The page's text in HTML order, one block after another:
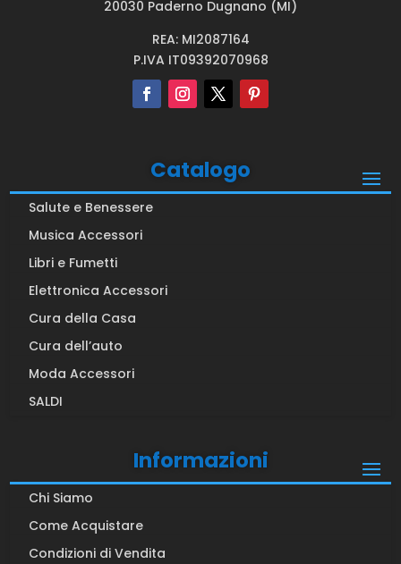
20030 Paderno Dugnano (MI)
REA: MI2087164
P.IVA IT09392070968
Catalogo
Salute e Benessere
Musica Accessori
Libri e Fumetti
Elettronica Accessori
Cura della Casa
Cura dell’auto
Moda Accessori
SALDI
Informazioni
Chi Siamo
Come Acquistare
Condizioni di Vendita